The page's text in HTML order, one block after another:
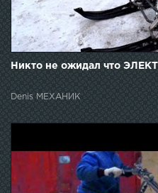
Никто не ожидал что
Denis МЕХАНИК